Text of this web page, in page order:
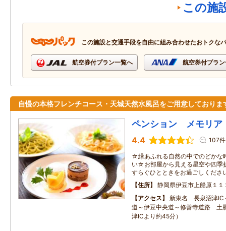
この施
この施設と交通手段を自由に組み合わせたおトクな
航空券付プラン一覧へ 航空券付プラ
自慢の本格フレンチコース・天城天然水風呂をご用意しておりま
ペンション メモリア
4.4 107件
☆緑あふれる自然の中でのどかな
い☆お部屋から見える星空や四季
すらぐひとときをお過ごしくださ
住所
静岡県伊豆市上船原１１
アクセス
新東名 長泉沼津IC
道～伊豆中央道～修善寺道路 土
津ICより約45分）